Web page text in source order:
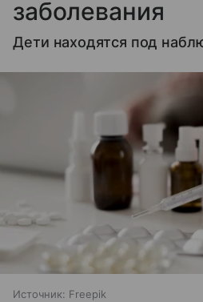
заболевания
Дети находятся под
Источник: Freepik